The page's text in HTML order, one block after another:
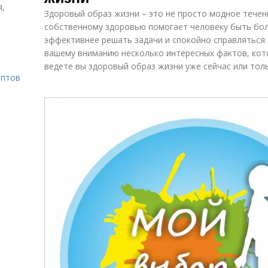
Здоровый образ жизни – это не просто модное
собственному здоровью помогает человеку быть
эффективнее решать задачи и спокойно
вашему вниманию несколько интересных фактов,
ведете вы здоровый образ жизни уже сейчас или